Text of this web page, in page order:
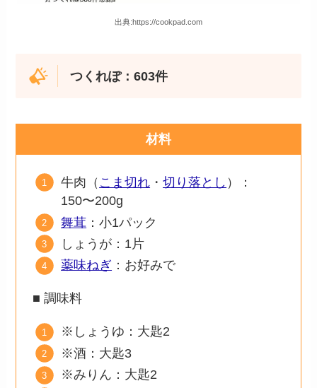
出典:https://cookpad.com
つくれぽ：603件
材料
牛肉（ こま切れ ・切り落とし ）：
150〜200g
舞茸 ：小1パック
しょうが：1片
薬味ねぎ ：お好みで
■ 調味料
※しょうゆ：大匙2
※酒：大匙3
※みりん：大匙2